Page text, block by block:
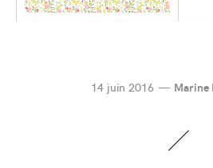
14 juin 2016 Marine